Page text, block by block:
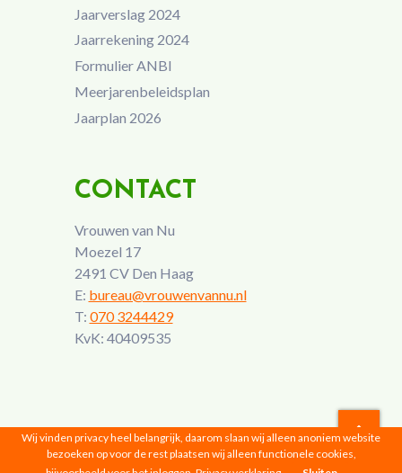
Jaarverslag 2024
Jaarrekening 2024
Formulier ANBI
Meerjarenbeleidsplan
Jaarplan 2026
CONTACT
Vrouwen van Nu
Moezel 17
2491 CV Den Haag
E: bureau@vrouwenvannu.nl
T: 070 3244429
KvK: 40409535
Vrouwen van Nu © 2026 |Privacyverklaring
Wij vinden privacy heel belangrijk, daarom slaan wij alleen anoniem website
bezoeken op voor de rest plaatsen wij alleen functionele cookies,